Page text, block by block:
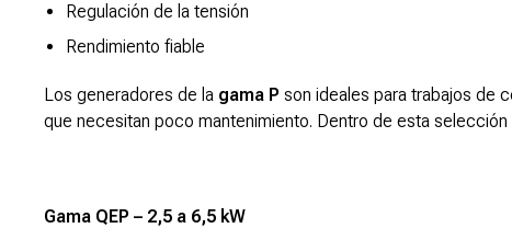
Regulación de la tensión
Rendimiento fiable
Los generadores de la gama P son ideales para trabajos de
que necesitan poco mantenimiento. Dentro de esta
Gama QEP – 2,5 a 6,5 kW